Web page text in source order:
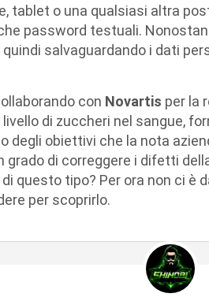
tablet o una qualsiasi altra
password testuali.
salvaguardando i dati
con Novartis per la
di zuccheri nel sangue,
degli obiettivi che la nota
grado di correggere i difetti
questo tipo? Per ora non ci è
per scoprirlo.